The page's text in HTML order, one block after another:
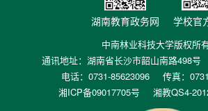
湖南教育政务网 学校官
中南林业科技大学版权所
通讯地址：湖南省长沙市韶山南路498号
电话：0731-85623096
传真：
湘ICP备09017705号
湘教QS4-